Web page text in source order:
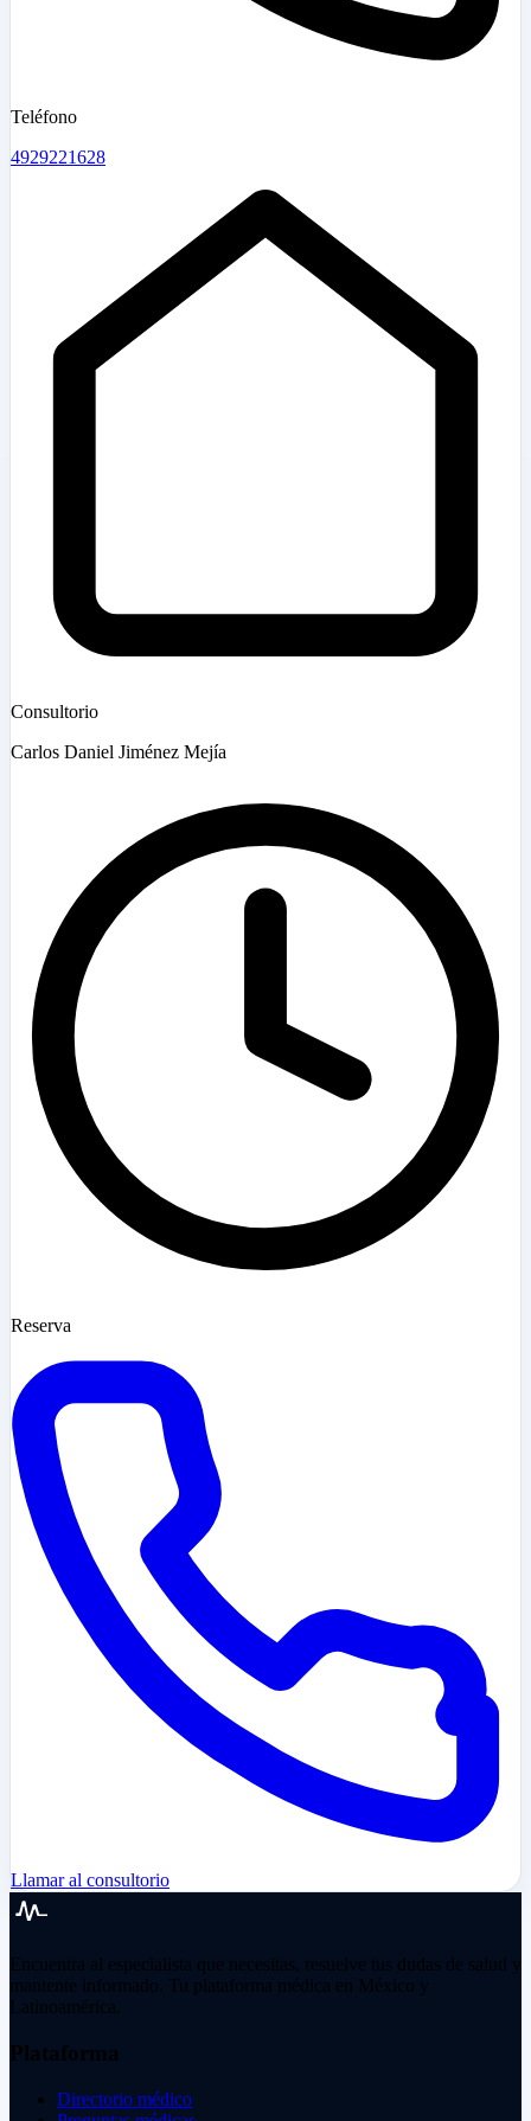
Teléfono
4929221628
Consultorio
Carlos Daniel Jiménez Mejía
Reserva
Llamar al consultorio
Encuentra al especialista que necesitas, resuelve tus dudas de salud y
mantente informado. Tu plataforma médica en México y
Latinoamérica.
Plataforma
Directorio médico